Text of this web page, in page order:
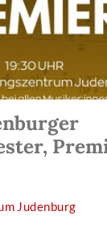
Judenburg